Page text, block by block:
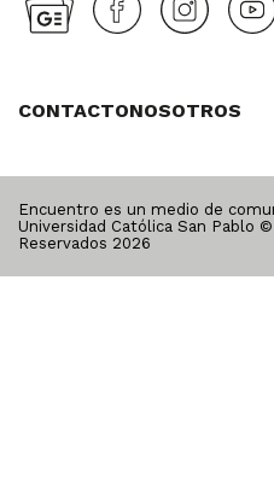
CONTACTONOSOTROS
Encuentro es un medio de
Universidad Católica San Pablo
Reservados 2026